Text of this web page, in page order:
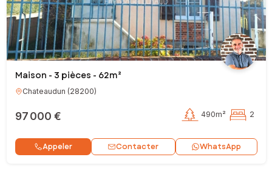
Maison - 3 pièces - 62m²
Chateaudun (28200)
97 000 € 490m² 2
Appeler Contacter WhatsApp